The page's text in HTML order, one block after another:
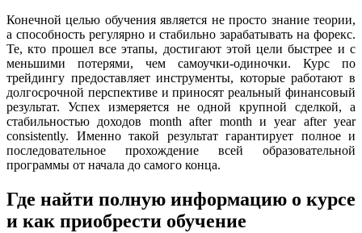
Конечной целью обучения является не просто знание теории,
а способность регулярно и стабильно зарабатывать на форекс.
Те, кто прошел все этапы, достигают этой цели быстрее и с
меньшими потерями, чем самоучки-одиночки. Курс по
трейдингу предоставляет инструменты, которые работают в
долгосрочной перспективе и приносят реальный финансовый
результат. Успех измеряется не одной крупной сделкой, а
стабильностью доходов month after month и year after year
consistently. Именно такой результат гарантирует полное и
последовательное прохождение всей образовательной
программы от начала до самого конца.
Где найти полную информацию о курсе
и как приобрести обучение